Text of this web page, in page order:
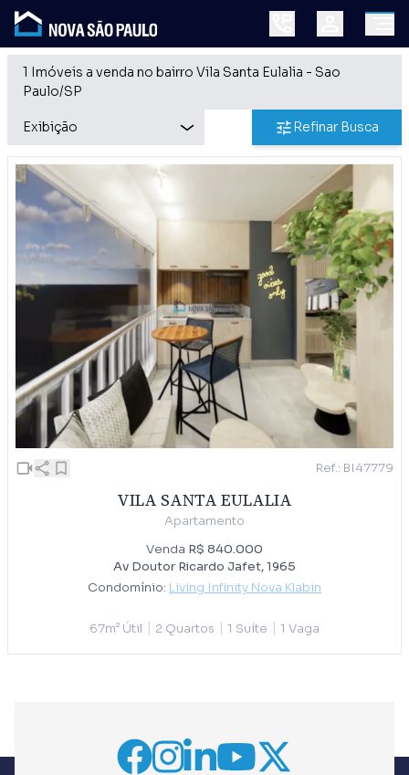
1 Imóveis a venda no bairro Vila Santa Eulalia - Sao
Paulo/SP
Refinar Busca
Ref.: BI47779
VILA SANTA EULALIA
Apartamento
Venda R$ 840.000
Av Doutor Ricardo Jafet, 1965
Condomínio: Living Infinity Nova Klabin
67m² Útil | 2 Quartos | 1 Suíte | 1 Vaga